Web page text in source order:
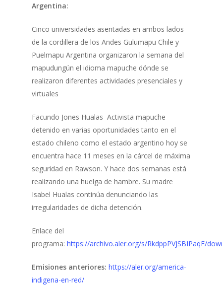
Argentina:
Cinco universidades asentadas en ambos lados
de la cordillera de los Andes Gulumapu Chile y
Puelmapu Argentina organizaron la semana del
mapudungún el idioma mapuche dónde se
realizaron diferentes actividades presenciales y
virtuales
Facundo Jones Hualas Activista mapuche
detenido en varias oportunidades tanto en el
estado chileno como el estado argentino hoy se
encuentra hace 11 meses en la cárcel de máxima
seguridad en Rawson. Y hace dos semanas está
realizando una huelga de hambre. Su madre
Isabel Hualas continúa denunciando las
irregularidades de dicha detención.
Enlace del
programa: https://archivo.aler.org/s/RkdppPVJSBIPaqF/
Emisiones anteriores: https://aler.org/america-
indigena-en-red/